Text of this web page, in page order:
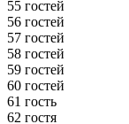
55 гостей
56 гостей
57 гостей
58 гостей
59 гостей
60 гостей
61 гость
62 гостя